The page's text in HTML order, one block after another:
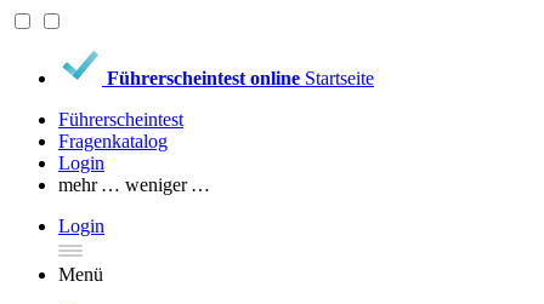
Führerscheintest online Startseite
Führerscheintest
Fragenkatalog
Login
mehr … weniger …
Login
Menü